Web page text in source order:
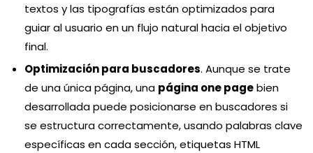
textos y las tipografías están optimizados para
guiar al usuario en un flujo natural hacia el objetivo
final.
Optimización para buscadores. Aunque se trate
de una única página, una página one pagebien
desarrollada puede posicionarse en buscadores si
se estructura correctamente, usando palabras clave
específicas en cada sección, etiquetas HTML